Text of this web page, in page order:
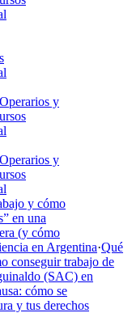
Operarios y
Operarios y
y cómo
en una
(y cómo
en Argentina·Qué
conseguir trabajo de
(SAC) en
cómo se
y tus derechos